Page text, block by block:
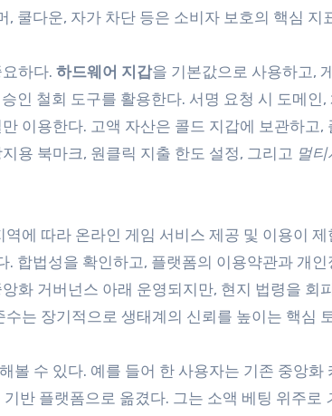
, 쿨다운, 자가 차단 등은 소비자 보호의 핵심 지
하다. 하드웨어 지갑을 기본값으로 사용하고,
인 철회 도구를 활용한다. 서명 요청 시 도메인
이용한다. 고액 자산은 콜드 지갑에 보관하고
용 북마크, 원클릭 지출 한도 설정, 그리고 멀
에 따라 온라인 게임 서비스 제공 및 이용이
. 합법성을 확인하고, 플랫폼의 이용약관과 개
화 거버넌스 아래 운영되지만, 현지 법령을 회
수는 장기적으로 생태계의 신뢰를 높이는 핵심
볼 수 있다. 예를 들어 한 사용자는 기존 중앙
반 플랫폼으로 옮겼다. 그는 소액 베팅 위주로